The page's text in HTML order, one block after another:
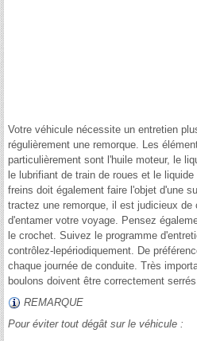
Votre véhicule nécessite un entretien
régulièrement une remorque. Les
particulièrement sont l'huile moteur, le
le lubrifiant de train de roues et le
freins doit également faire l'objet d'une
tractez une remorque, il est judicieux
d'entamer votre voyage. Pensez
le crochet. Suivez le programme
contrôlez-lepériodiquement. De
chaque journée de conduite. Très
boulons doivent être correctement
REMARQUE
Pour éviter tout dégât sur le véhicule :